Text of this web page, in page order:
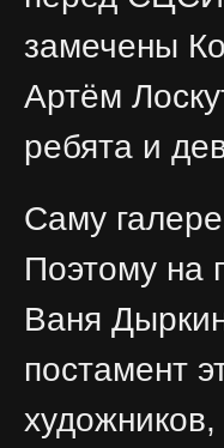
замечены
Артём
ребята и
Саму
Поэтому на
Ваня
постамент